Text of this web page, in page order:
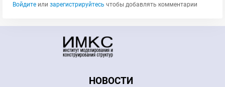
Войдите или зарегистрируйтесь чтобы добавлять комментарии
НОВОСТИ